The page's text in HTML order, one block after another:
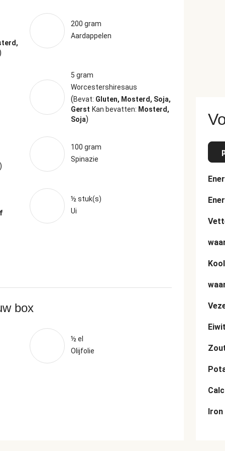
200 gram
Aardappelen
5 gram
Worcestershiresaus
(Bevat: Gluten, Mosterd, Soja,
Gerst Kan bevatten: Mosterd,
Soja)
)
100 gram
Spinazie
½ stuk(s)
Ui
box
½ el
Olijfolie
Iron